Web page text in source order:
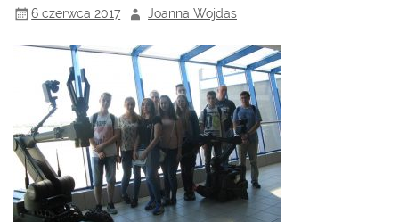
6 czerwca 2017 Joanna Wojdas